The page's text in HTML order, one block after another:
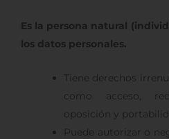
Es la persona natural
los datos personales.
Tiene derechos
como acceso,
oposición y
Puede autorizar o